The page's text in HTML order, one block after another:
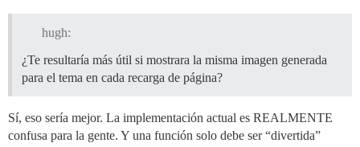
hugh:
¿Te resultaría más útil si mostrara la misma imagen generada
para el tema en cada recarga de página?
Sí, eso sería mejor. La implementación actual es REALMENTE
confusa para la gente. Y una función solo debe ser “divertida”